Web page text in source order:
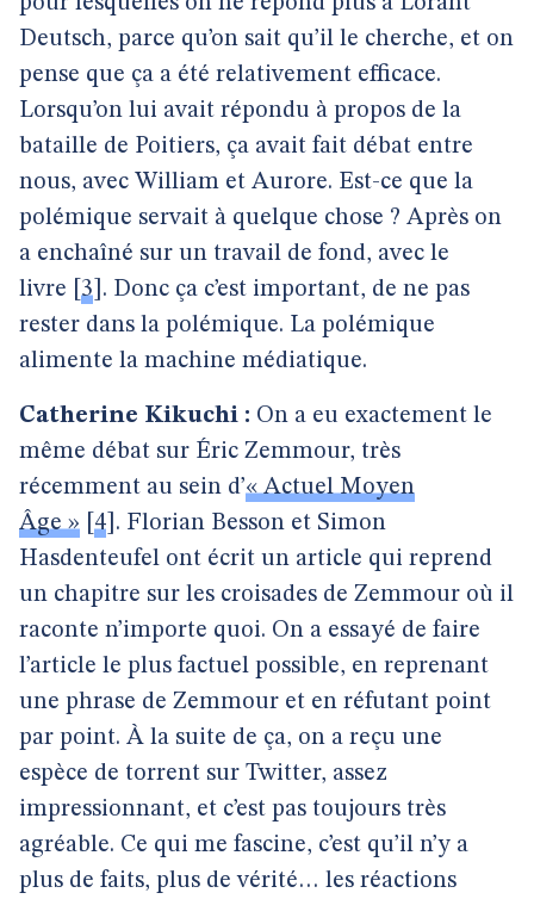
Deutsch, parce qu’on sait qu’il le cherche, et on
pense que ça a été relativement efficace.
Lorsqu’on lui avait répondu à propos de la
bataille de Poitiers, ça avait fait débat entre
nous, avec William et Aurore. Est-ce que la
polémique servait à quelque chose ? Après on
a enchaîné sur un travail de fond, avec le
livre
3 . Donc ça c’est important, de ne pas
rester dans la polémique. La polémique
alimente la machine médiatique.
Catherine Kikuchi : On a eu exactement le
même débat sur Éric Zemmour, très
récemment au sein d’« Actuel Moyen
Âge » 4 . Florian Besson et Simon
Hasdenteufel ont écrit un article qui reprend
un chapitre sur les croisades de Zemmour où il
raconte n’importe quoi. On a essayé de faire
l’article le plus factuel possible, en reprenant
une phrase de Zemmour et en réfutant point
par point. À la suite de ça, on a reçu une
espèce de torrent sur Twitter, assez
impressionnant, et c’est pas toujours très
agréable. Ce qui me fascine, c’est qu’il n’y a
plus de faits, plus de vérité… les réactions